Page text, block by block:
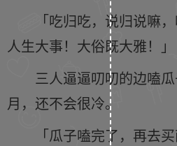
「吃归吃，说归说嘛
人生大事！大俗既大雅！」
三人逼逼叨叨的边嗑
月，还不会很冷。
「瓜子嗑完了，再去